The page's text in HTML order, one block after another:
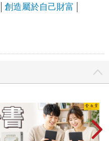
創造屬於自己財富